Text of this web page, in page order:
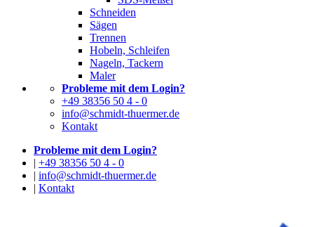
Schneiden
Sägen
Trennen
Hobeln, Schleifen
Nageln, Tackern
Maler
Probleme mit dem Login?
+49 38356 50 4 - 0
info@schmidt-thuermer.de
Kontakt
Probleme mit dem Login?
| +49 38356 50 4 - 0
| info@schmidt-thuermer.de
| Kontakt